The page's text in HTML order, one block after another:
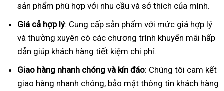
sản phẩm phù hợp với nhu cầu và sở thích của mình.
Giá cả hợp lý: Cung cấp sản phẩm với mức giá hợp lý
và thường xuyên có các chương trình khuyến mãi hấp
dẫn giúp khách hàng tiết kiệm chi phí.
Giao hàng nhanh chóng và kín đáo: Chúng tôi cam kết
giao hàng nhanh chóng, bảo mật thông tin khách hàng